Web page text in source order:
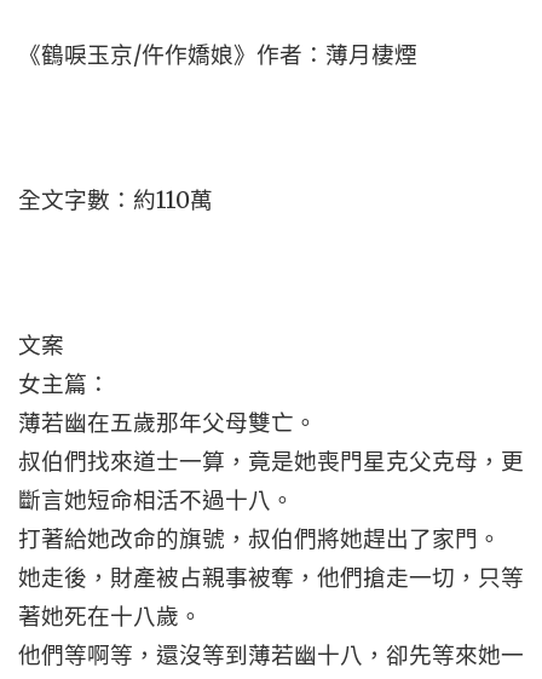
《鶴唳玉京/仵作嬌娘》作者：薄月棲煙
全文字數：約110萬
文案
女主篇：
薄若幽在五歲那年父母雙亡。
叔伯們找來道士一算，竟是她喪門星克父克母，更
斷言她短命相活不過十八。
打著給她改命的旗號，叔伯們將她趕出了家門。
她走後，財產被占親事被奪，他們搶走一切，只等
著她死在十八歲。
他們等啊等，還沒等到薄若幽十八，卻先等來她一